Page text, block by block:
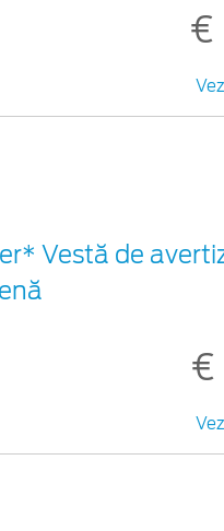
€
Vestă de
€